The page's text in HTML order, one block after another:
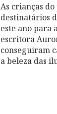
As crianças
destinatários
este ano para
escritora
conseguiram
a beleza das